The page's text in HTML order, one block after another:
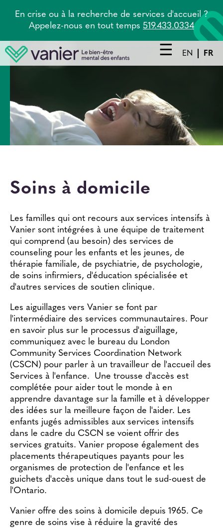
contenu
principal
En crise ou à la recherche de services d'accueil ?
Appelez-nous en tout temps 519.433.0334
EN FR
Agence principale
Tandem
Carrières
Nous contacter
Soins à domicile
Les familles qui ont recours aux services intensifs à
Vanier sont intégrées à une équipe de traitement
qui comprend (au besoin) des services de
counseling pour les enfants et les jeunes, de
thérapie familiale, de psychiatrie, de psychologie,
de soins infirmiers, d'éducation spécialisée et
d'autres services de soutien clinique.
Les aiguillages vers Vanier se font par
l'intermédiaire des services communautaires. Pour
en savoir plus sur le processus d'aiguillage,
communiquez avec le bureau du London
Community Services Coordination Network
(CSCN) pour parler à un travailleur de l'accueil des
Services à l'enfance. Une trousse d'accès est
complétée pour aider tout le monde à en
apprendre davantage sur la famille et à développer
des idées sur la meilleure façon de l'aider. Les
enfants jugés admissibles aux services intensifs
dans le cadre du CSCN se voient offrir des
services gratuits. Vanier propose également des
placements thérapeutiques payants pour les
organismes de protection de l'enfance et les
guichets d'accès unique dans tout le sud-ouest de
l'Ontario.
Vanier offre des soins à domicile depuis 1965. Ce
genre de soins vise à réduire la gravité des